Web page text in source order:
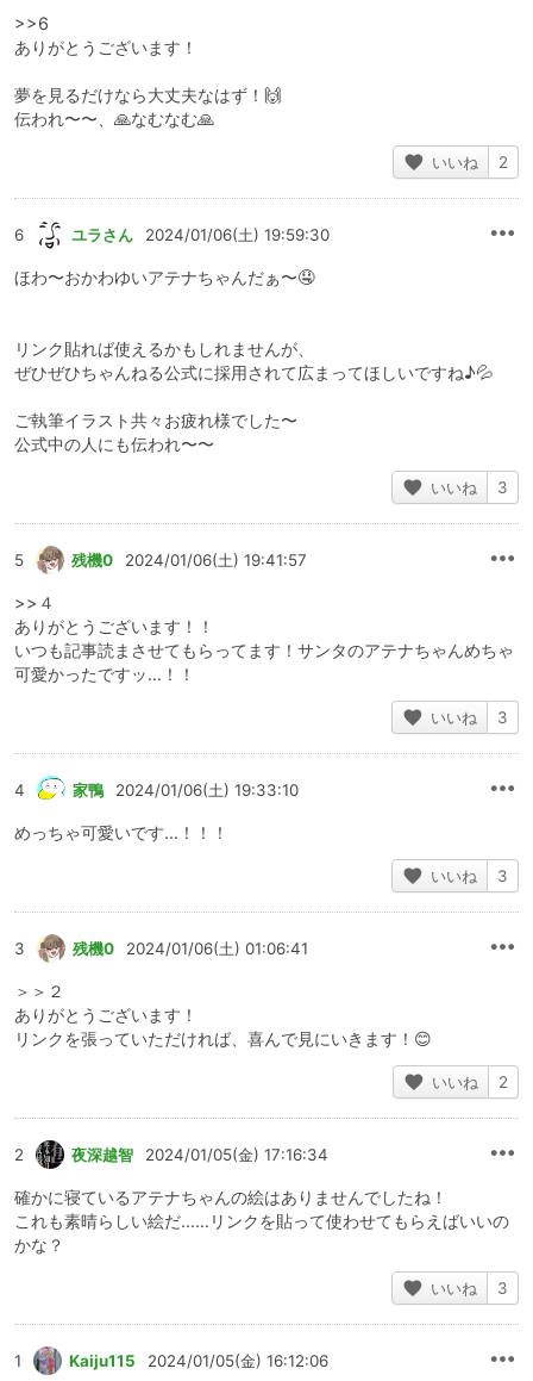
>>6
ありがとうございます！
夢を見るだけなら大丈夫なはず！🙌
伝われ〜〜、🙏なむなむ🙏
いいね 2
6 ユラさん 2024/01/06(土) 19:59:30
ほわ〜おかわゆいアテナちゃんだぁ〜🤤
リンク貼れば使えるかもしれませんが、
ぜひぜひちゃんねる公式に採用されて広まってほしいですね♪💦
ご執筆イラスト共々お疲れ様でした〜
公式中の人にも伝われ〜〜
いいね 3
5 残機0 2024/01/06(土) 19:41:57
>>４
ありがとうございます！！
いつも記事読まさせてもらってます！サンタのアテナちゃんめちゃ
可愛かったですッ…！！
いいね 3
4 家鴨 2024/01/06(土) 19:33:10
めっちゃ可愛いです...！！！
いいね 3
3 残機0 2024/01/06(土) 01:06:41
＞＞２
ありがとうございます！
リンクを張っていただければ、喜んで見にいきます！😊
いいね 2
2 夜深越智 2024/01/05(金) 17:16:34
確かに寝ているアテナちゃんの絵はありませんでしたね！
これも素晴らしい絵だ……リンクを貼って使わせてもらえばいいの
かな？
いいね 3
1 Kaiju115 2024/01/05(金) 16:12:06